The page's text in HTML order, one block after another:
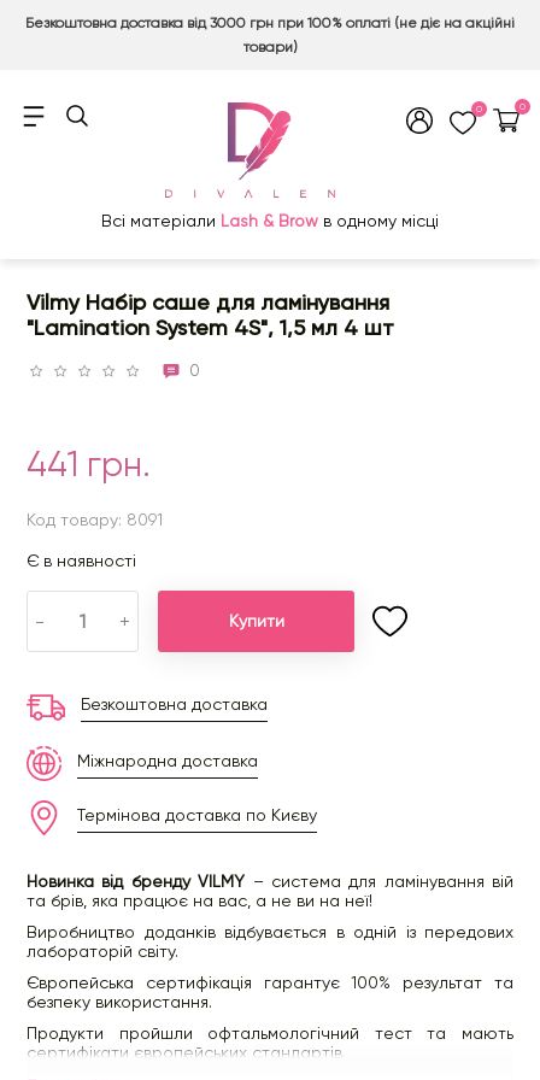
Безкоштовна доставка від 3000 грн при 100% оплаті (не діє на акційні
товари)
0 0
Всі матеріали Lash & Brow в одному місці
Vilmy Набір саше для ламінування
"Lamination System 4S", 1,5 мл 4 шт
0
441 грн.
Код товару: 8091
Є в наявності
- + Купити
Безкоштовна доставка
Міжнародна доставка
Термінова доставка по Києву
Новинка від бренду VILMY – система для ламінування вій
та брів, яка працює на вас, а не ви на неї!
Виробництво доданків відбувається в одній із передових
лабораторій світу.
Європейська сертифікація гарантує 100% результат та
безпеку використання.
Продукти пройшли офтальмологічний тест та мають
сертифікати європейських стандартів.